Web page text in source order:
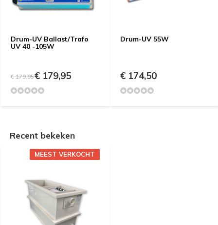
Drum-UV Ballast/Trafo
UV 40 -105W
€ 179,95€ 179,95
Drum-UV 55W
€ 174,50
Recent bekeken
MEEST VERKOCHT